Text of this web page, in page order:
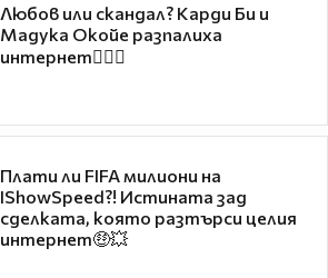
Любов или скандал? Карди Би и
Мадука Окойе разпалиха
интернет❤️‍🔥🔥
Плати ли FIFA милиони на
IShowSpeed?! Истината зад
сделката, която разтърси целия
интернет🤑💥